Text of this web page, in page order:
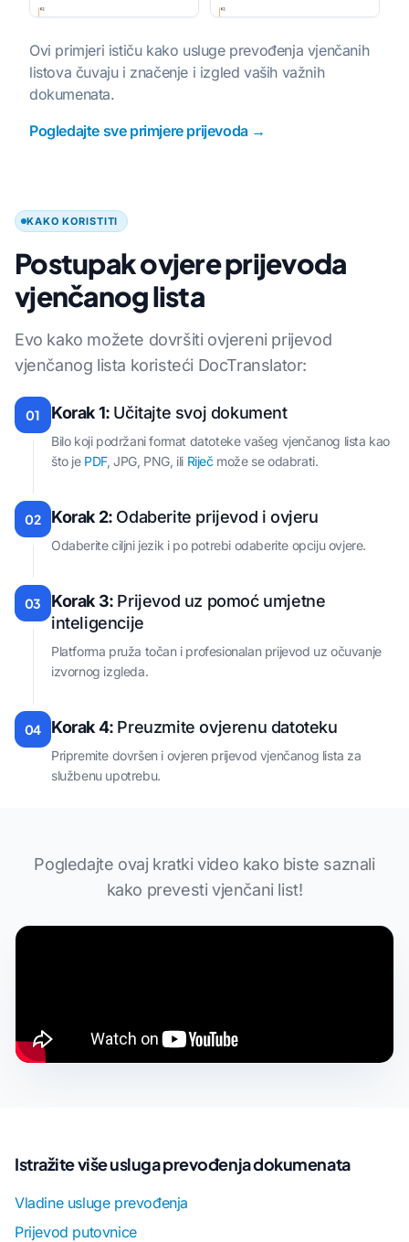
Ovi primjeri ističu kako usluge prevođenja vjenčanih
listova čuvaju i značenje i izgled vaših važnih
dokumenata.
Pogledajte sve primjere prijevoda →
KAKO KORISTITI
Postupak ovjere prijevoda
vjenčanog lista
Evo kako možete dovršiti ovjereni prijevod
vjenčanog lista koristeći DocTranslator:
01 Korak 1: Učitajte svoj dokument
Bilo koji podržani format datoteke vašeg vjenčanog lista kao
što je PDF, JPG, PNG, ili Riječmože se odabrati.
02 Korak 2: Odaberite prijevod i ovjeru
Odaberite ciljni jezik i po potrebi odaberite opciju ovjere.
03 Korak 3: Prijevod uz pomoć umjetne
inteligencije
Platforma pruža točan i profesionalan prijevod uz očuvanje
izvornog izgleda.
04 Korak 4: Preuzmite ovjerenu datoteku
Pripremite dovršen i ovjeren prijevod vjenčanog lista za
službenu upotrebu.
Pogledajte ovaj kratki video kako biste saznali
kako prevesti vjenčani list!
Istražite više usluga prevođenja dokumenata
Vladine usluge prevođenja
Prijevod putovnice